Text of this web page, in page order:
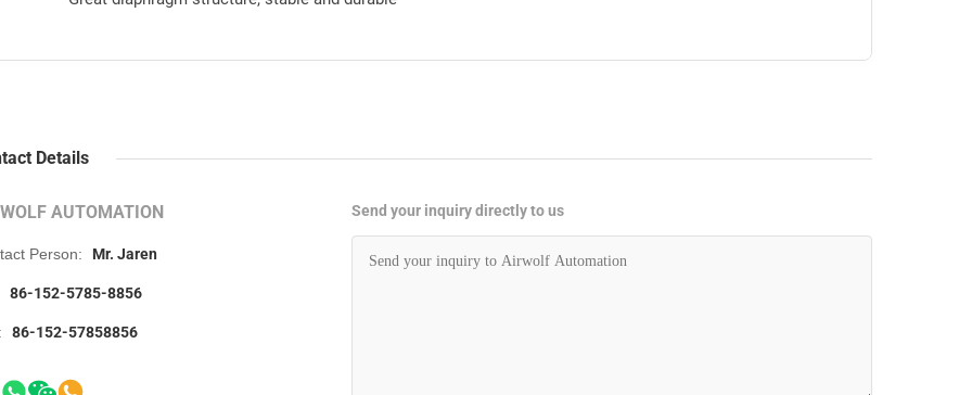
Details
AUTOMATION
Person: Mr. Jaren
86-152-5785-8856
86-152-57858856
Send your inquiry directly to us